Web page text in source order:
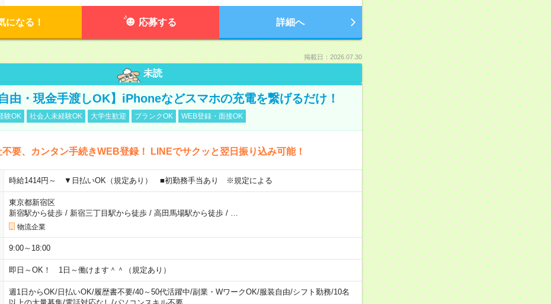
になる！ 応募する 詳細へ
掲載日：2026.07.30
未読
由・現金手渡しOK】iPhoneなどスマホの充電を繋げるだけ！
験OK 社会人未経験OK 大学生歓迎 ブランクOK WEB登録・面接OK
不要、カンタン手続きWEB登録！ LINEでサクッと翌日振り込み可能！
時給1414円～ ▼日払いOK（規定あり） ■初勤務手当あり ※規定による
東京都新宿区
新宿駅から徒歩/ 新宿三丁目駅から徒歩/ 高田馬場駅から徒歩/ …
物流企業
9:00～18:00
即日～OK！ 1日～働けます＾＾（規定あり）
週1日からOK/日払いOK/履歴書不要/40～50代活躍中/副業・WワークOK/服装自由/シフト勤務/10名